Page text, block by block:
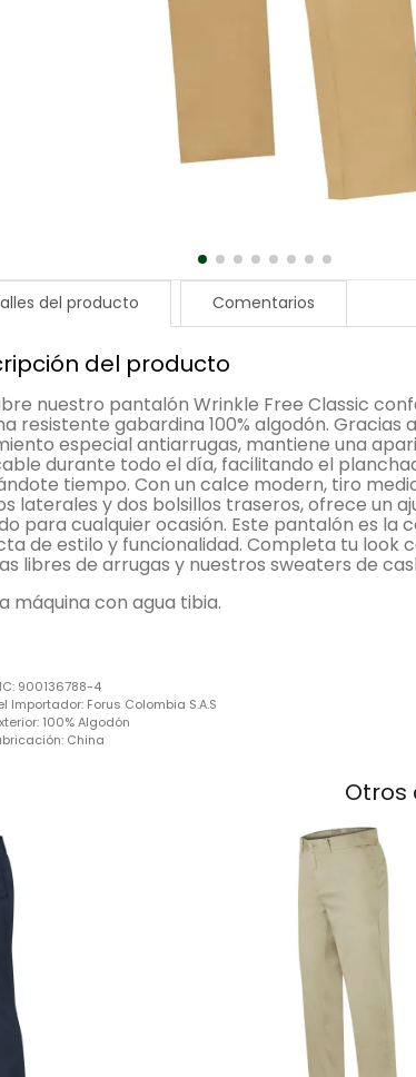
del producto Comentarios
del producto
nuestro pantalón Wrinkle Free Classic
resistente gabardina 100% algodón. Gracias
especial antiarrugas, mantiene una
durante todo el día, facilitando el
tiempo. Con un calce modern, tiro
laterales y dos bolsillos traseros, ofrece un
para cualquier ocasión. Este pantalón es la
de estilo y funcionalidad. Completa tu look
libres de arrugas y nuestros sweaters de
máquina con agua tibia.
900136788-4
Importador: Forus Colombia S.A.S
100% Algodón
China
Otros